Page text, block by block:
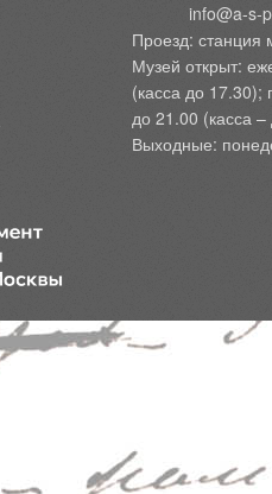
Проезд: станция
Музей открыт:
(касса до 17.30);
до 21.00 (касса
Выходные: